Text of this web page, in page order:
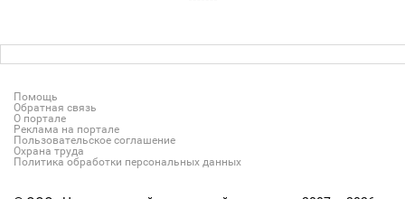
Помощь
Обратная связь
О портале
Реклама на портале
Пользовательское соглашение
Охрана труда
Политика обработки персональных данных